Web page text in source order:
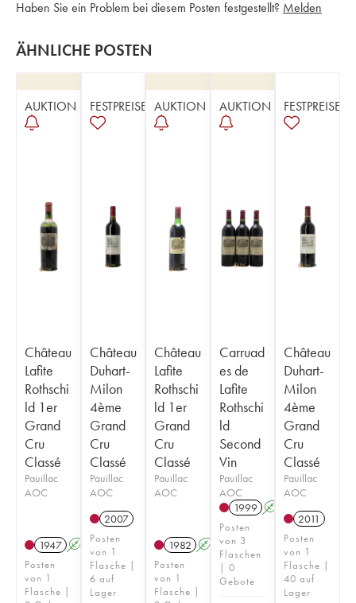
Haben Sie ein Problem bei diesem Posten festgestellt? Melden
ÄHNLICHE POSTEN
AUKTION
Château
Lafite
Rothschi
ld 1er
Grand
Cru
Classé
Pauillac
AOC
1947 A
Posten
von 1
Flasche |
FESTPREISE
Château
Duhart-
Milon
4ème
Grand
Cru
Classé
Pauillac
AOC
2007
Posten
von 1
Flasche |
6 auf
Lager
AUKTION
Château
Lafite
Rothschi
ld 1er
Grand
Cru
Classé
Pauillac
AOC
1982 A
Posten
von 1
Flasche |
AUKTION
Carruad
es de
Lafite
Rothschi
ld
Second
Vin
Pauillac
AOC
1999 A
Posten
von 3
Flaschen
| 0
Gebote
FESTPREISE
Château
Duhart-
Milon
4ème
Grand
Cru
Classé
Pauillac
AOC
2011
Posten
von 1
Flasche |
40 auf
Lager